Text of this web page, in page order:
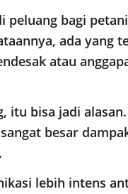
peluang bagi
ada yang
atau
itu bisa jadi
besar
lebih intens